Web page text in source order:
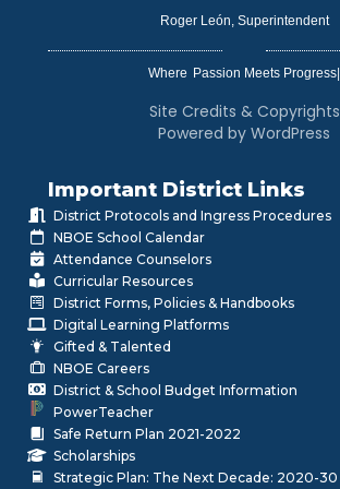
Roger León, Superintendent
Where
Site Credits & Copyrights
Powered by WordPress
Important District Links
District Protocols and Ingress Procedures
NBOE School Calendar
Attendance Counselors
Curricular Resources
District Forms, Policies & Handbooks
Digital Learning Platforms
Gifted & Talented
NBOE Careers
District & School Budget Information
PowerTeacher
Safe Return Plan 2021-2022
Scholarships
Strategic Plan: The Next Decade: 2020-30